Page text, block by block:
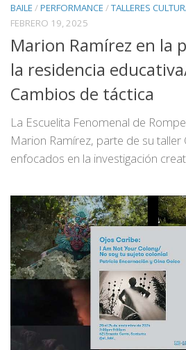
BAILE /PERFORMANCE /TALLERES
FEBRERO 19, 2025
Marion Ramírez en la
la residencia
Cambios de táctica
La Escuelita Fenomenal de
Marion Ramírez, parte de su taller
enfocados en la investigación